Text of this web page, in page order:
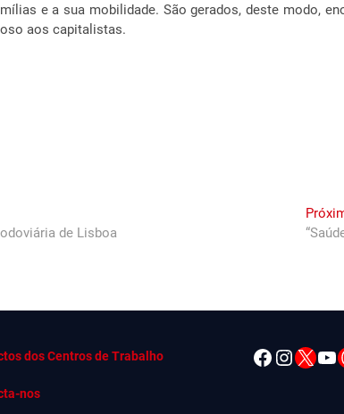
e a sua mobilidade. São gerados, deste modo,
aos capitalistas.
de Lisboa
dos Centros de Trabalho
nos
Facebook
X